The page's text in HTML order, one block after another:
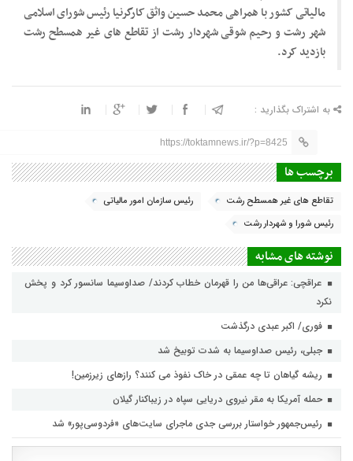
مالیاتی کشور با همراهی محمد حسین واثق کارگرنیا رئیس شورای اسلامی
شهر رشت و رحیم شوقی شهردار رشت از تقاطع های غیر همسطح رشت
بازدید کرد.
به اشتراک بگذارید :
https://toktamnews.ir/?p=8425
برچسب ها
تقاطع های غیر همسطح رشت
رئیس سازمان امور مالیاتی
رئیس شورا و شهردار رشت
نوشته های مشابه
عراقچی: عراقی‌ها من را قهرمان خطاب کردند/ صداوسیما سانسور کرد و پخش
نکرد
فوری/ اکبر عبدی درگذشت
جبلی، رئیس صداوسیما به شدت توبیخ شد
ریشه گیاهان تا چه عمقی در خاک نفوذ می کنند؟ رازهای زیرزمین!
حمله آمریکا به مقر نیروی دریایی سپاه در زیباکنار گیلان
رئیس‌جمهور خواستار بررسی جدی ماجرای سایت‌های «فردوسی‌پور» شد